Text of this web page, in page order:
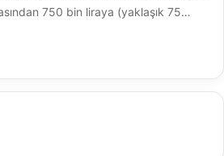
750 bin liraya (yaklaşık 75…